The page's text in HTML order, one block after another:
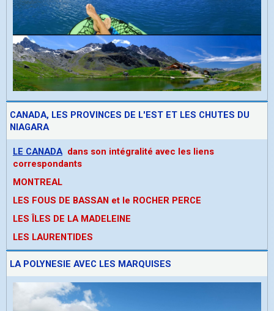
CANADA, LES PROVINCES DE L'EST ET LES CHUTES DU
NIAGARA
LE CANADA dans son intégralité avec les liens
correspondants
MONTREAL
LES FOUS DE BASSAN et le ROCHER PERCE
LES ÎLES DE LA MADELEINE
LES LAURENTIDES
LA POLYNESIE AVEC LES MARQUISES